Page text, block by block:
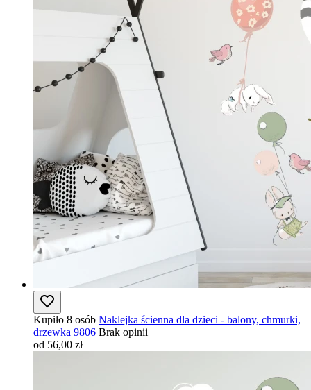
Kupiło 8 osób Naklejka ścienna dla dzieci - balony, chmurki,
drzewka 9806 Brak opinii
od 56,00 zł